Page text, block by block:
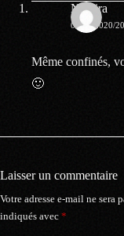
Nassira
01.05.2020/
Même confinés,
🙂
Laisser un commentaire
Votre adresse e-mail ne sera
indiqués avec *